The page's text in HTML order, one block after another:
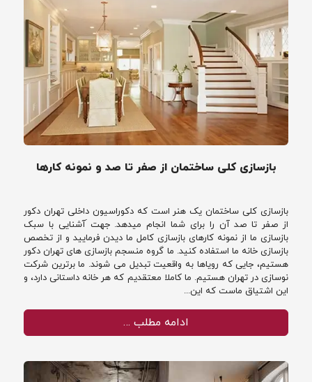
بازسازی کلی ساختمان از صفر تا صد و نمونه کارها
بازسازی کلی ساختمان یک هنر است که دکوراسیون داخلی تهران دکور
از صفر تا صد آن را برای شما انجام میدهد. جهت َآشنایی با سبک
بازسازی ما از نمونه کارهای بازسازی کامل ما دیدن فرمایید و از تخصص
بازسازی خانه ما استفاده کنید. ما گروه منسجم بازسازی های تهران دکور
هستیم، جایی که رویاها به واقعیت تبدیل می شوند. ما برترین شرکت
نوسازی در تهران هستیم. ما کاملا معتقدیم که هر خانه داستانی دارد، و
این اشتیاق ماست که این...
ادامه مطلب …